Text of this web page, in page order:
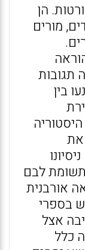
הן
מורים
תגובות
בין
את
לבם
אורבנית
בספרי
אצל
כלל